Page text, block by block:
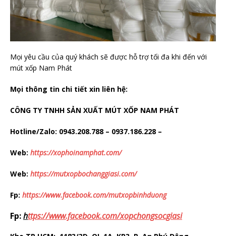
Mọi yêu cầu của quý khách sẽ được hỗ trợ tối đa khi đến với
mút xốp Nam Phát
Mọi thông tin chi tiết xin liên hệ:
CÔNG TY TNHH SẢN XUẤT MÚT XỐP NAM PHÁT
Hotline/Zalo: 0943.208.788 – 0937.186.228 –
Web: https://xophoinamphat.com/
Web: https://mutxopbochanggiasi.com/
Fp: https://www.facebook.com/mutxopbinhduong
Fp:https://www.facebook.com/xopchongsocgiasi